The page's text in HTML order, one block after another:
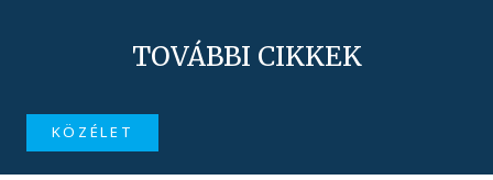
TOVÁBBI CIKKEK
KÖZÉLET